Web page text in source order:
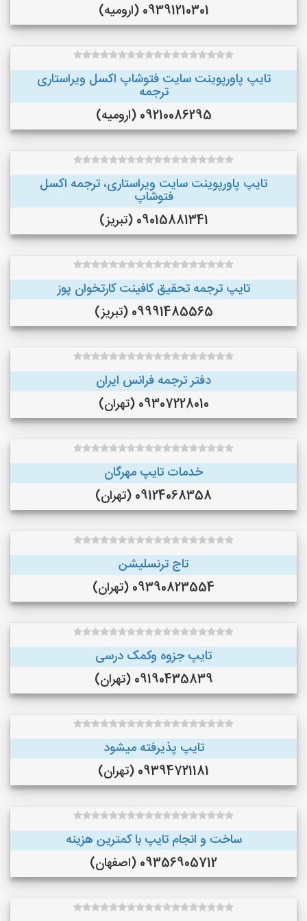
09391210301 (ارومیه)
تایپ پاورپوینت سایت فتوشاپ اکسل ویراستاری
ترجمه
09210086295 (ارومیه)
تایپ پاورپوینت سایت ویراستاری، ترجمه اکسل
فتوشاپ
09015881341 (تبریز)
تایپ ترجمه تحقیق کافینت کارتخوان پوز
09991485565 (تبریز)
دفتر ترجمه فرانس ایران
09307228010 (تهران)
خدمات تایپ مهرگان
09124068358 (تهران)
تاج ترنسلیشن
09390823554 (تهران)
تایپ جزوه وکمک درسی
09190435839 (تهران)
تایپ پذیرفته میشود
09394721181 (تهران)
ساخت و انجام تایپ با کمترین هزینه
09356905712 (اصفهان)